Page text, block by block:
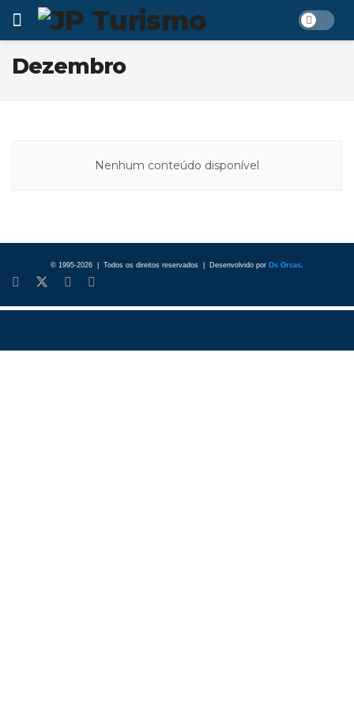
Dezembro
Nenhum conteúdo disponível
© 1995-2026 | Todos os direitos reservados | Desenvolvido por Os Orcas.